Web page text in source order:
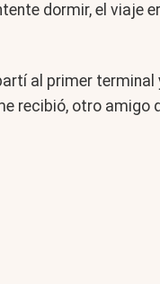
dormir, el viaje
al primer
recibió, otro amigo